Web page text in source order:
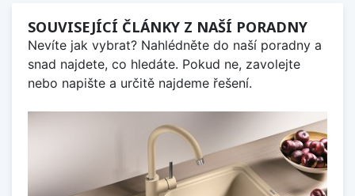
SOUVISEJÍCÍ ČLÁNKY Z NAŠÍ PORADNY
Nevíte jak vybrat? Nahlédněte do naší poradny a
snad najdete, co hledáte. Pokud ne, zavolejte
nebo napište a určitě najdeme řešení.